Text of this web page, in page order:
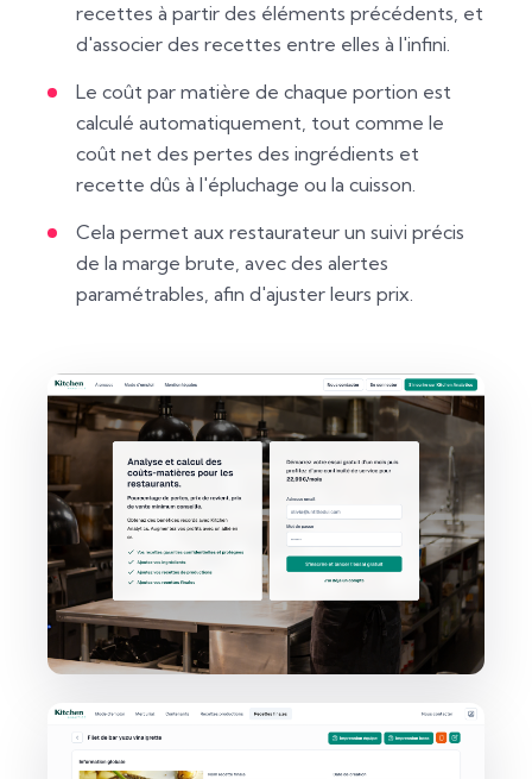
recettes à partir des éléments précédents, et
d'associer des recettes entre elles à l'infini.
Le coût par matière de chaque portion est
calculé automatiquement, tout comme le
coût net des pertes des ingrédients et
recette dûs à l'épluchage ou la cuisson.
Cela permet aux restaurateur un suivi précis
de la marge brute, avec des alertes
paramétrables, afin d'ajuster leurs prix.